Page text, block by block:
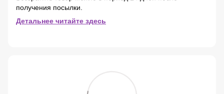
получения посылки.
Детальнее читайте здесь